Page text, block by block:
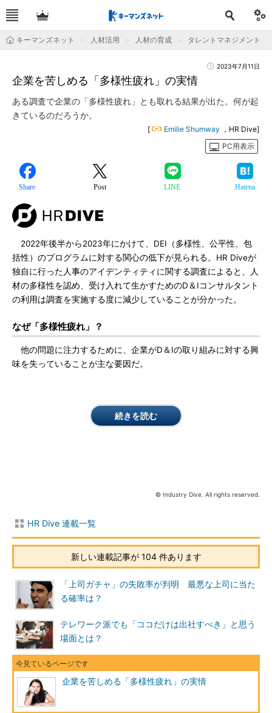
キーマンズネット 人材活用 人材の育成 タレントマネジメント
2023年7月11日
企業を苦しめる「多様性疲れ」の実情
ある調査で企業の「多様性疲れ」とも取れる結果が出た。何が起
きているのだろうか。
[ Emilie Shumway ，HR Dive]
PC用表示
Share Post LINE Hatena
2022年後半から2023年にかけて、DEI（多様性、公平性、包
括性）のプログラムに対する関心の低下が見られる。HR Diveが
独自に行った人事のアイデンティティに関する調査によると、人
材の多様性を認め、受け入れて生かすためのD＆Iコンサルタント
の利用は調査を実施する度に減少していることが分かった。
なぜ「多様性疲れ」？
他の問題に注力するために、企業がD＆Iの取り組みに対する興
味を失っていることが主な要因だ。
続きを読む
© Industry Dive. All rights reserved.
HR Dive 連載一覧
新しい連載記事が 104 件あります
「上司ガチャ」の失敗率が判明 最悪な上司に当た
る確率は？
テレワーク派でも「ココだけは出社すべき」と思う
場面とは？
企業を苦しめる「多様性疲れ」の実情